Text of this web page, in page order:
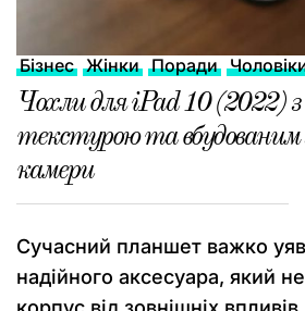
Бізнес Жінки Поради
Чохли для iPad 10 (2022)
текстурою та
камери
Сучасний планшет важко
надійного аксесуара, який